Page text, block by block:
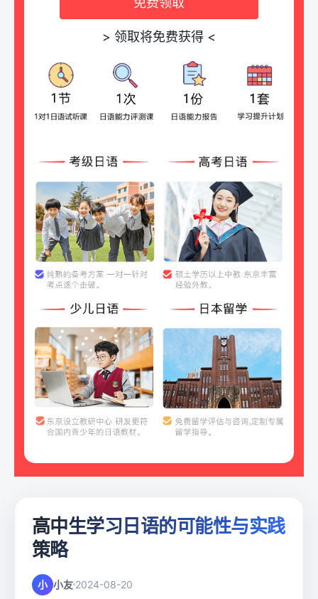
免费领取
> 领取将免费获得 <
高中生学习日语的可能性与实践
策略
小 小友 2024-08-20